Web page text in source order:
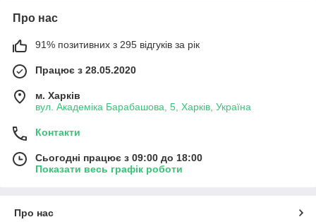
Про нас
91% позитивних з 295 відгуків за рік
Працює з 28.05.2020
м. Харків
вул. Академіка Барабашова, 5, Харків, Україна
Контакти
Сьогодні працює з 09:00 до 18:00
Показати весь графік роботи
Про нас